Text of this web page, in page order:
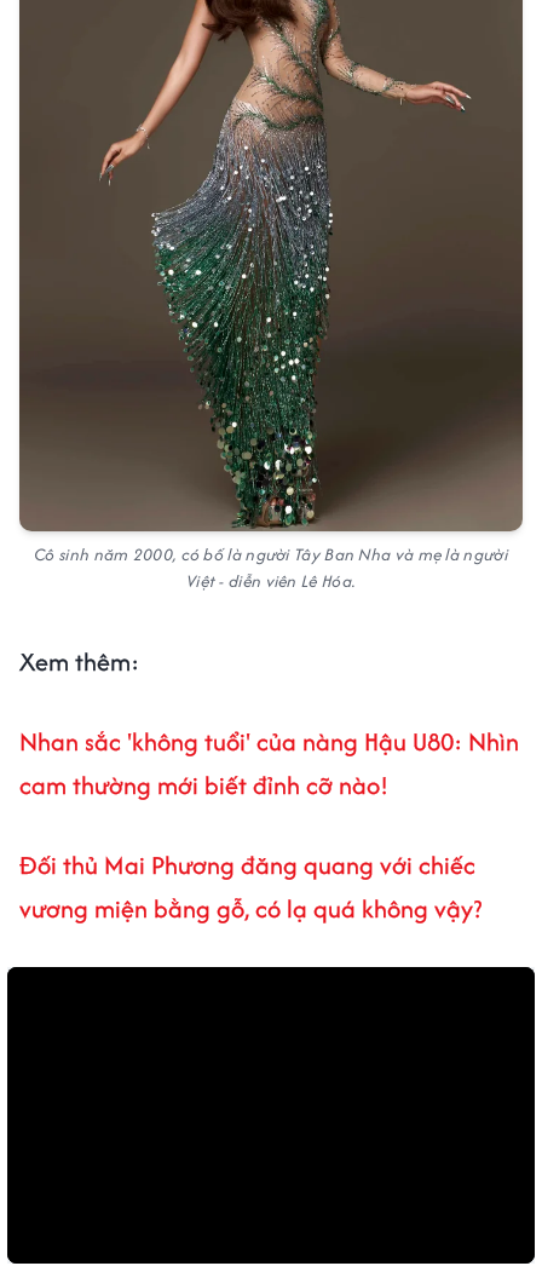
Cô sinh năm 2000, có bố là người Tây Ban Nha và mẹ là người
Việt - diễn viên Lê Hóa.
Xem thêm:
Nhan sắc 'không tuổi' của nàng Hậu U80: Nhìn
cam thường mới biết đỉnh cỡ nào!
Đối thủ Mai Phương đăng quang với chiếc
vương miện bằng gỗ, có lạ quá không vậy?